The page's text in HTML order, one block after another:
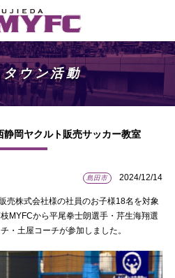
ウン活動
静岡ヤクルト販売サッカー教室
島田市 2024/12/14
売株式会社様の社員のお子様18名を対象
MYFCから平尾拳士朗選手・芹⽣海翔選
・土屋コーチが参加しました。